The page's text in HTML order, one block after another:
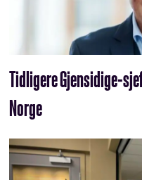
Tidligere Gjensidige-
Norge